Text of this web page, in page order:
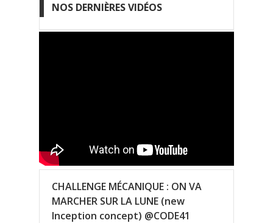
NOS DERNIÈRES VIDÉOS
CHALLENGE MÉCANIQUE : ON VA
MARCHER SUR LA LUNE (new
Inception concept) @CODE41